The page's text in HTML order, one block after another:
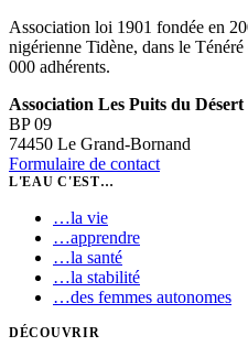
Association loi 1901 fondée en
nigérienne Tidène, dans le
000 adhérents.
Association Les Puits du Désert
BP 09
74450 Le Grand-Bornand
Formulaire de contact
L'EAU C'EST…
…la vie
…apprendre
…la santé
…la stabilité
…des femmes autonomes
DÉCOUVRIR